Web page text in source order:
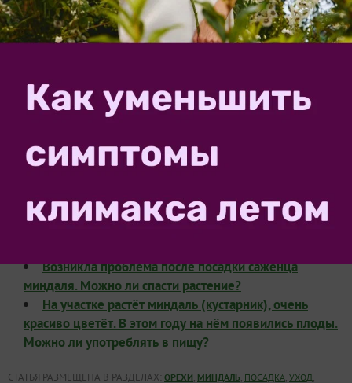
задумываясь, не пожалеете.
От редакции
Хотите каждый день получать полезные советы и
мессенджере Max!
Продавец утверждает, что морозостойкость
Возникла проблема после посадки саженца
миндаля. Можно ли спасти растение?
На участке растёт миндаль (кустарник), очень
красиво цветёт. В этом году на нём появились плоды.
Можно ли употреблять в пищу?
СТАТЬЯ РАЗМЕЩЕНА В РАЗДЕЛАХ: ОРЕХИ, МИНДАЛЬ, ПОСАДКА, УХОД,